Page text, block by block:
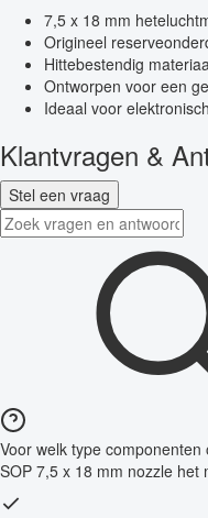
7,5 x 18 mm
Origineel
Hittebestendig
Ontworpen voor een
Ideaal voor
Klantvragen &
Stel een vraag
Voor welk type
SOP 7,5 x 18 mm nozzle het